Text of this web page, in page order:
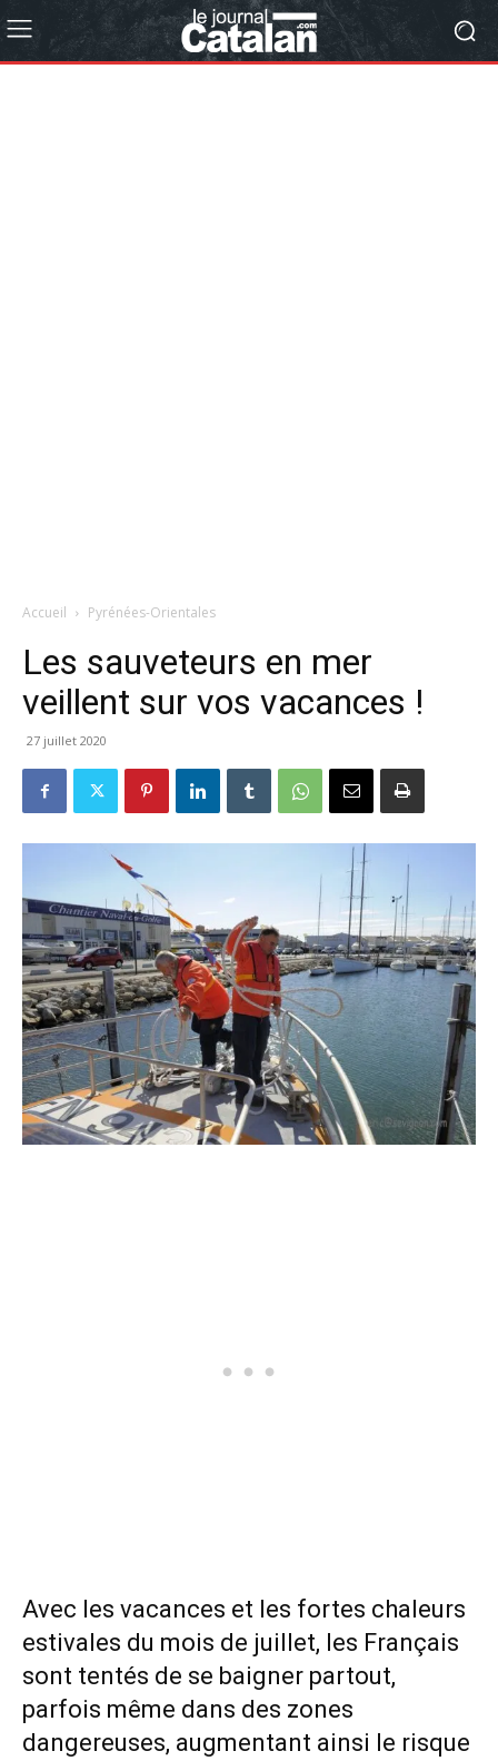
Accueil Pyrénées-Orientales
Les sauveteurs en mer
veillent sur vos vacances !
27 juillet 2020
Avec les vacances et les fortes chaleurs
estivales du mois de juillet, les Français
sont tentés de se baigner partout,
parfois même dans des zones
dangereuses, augmentant ainsi le risque